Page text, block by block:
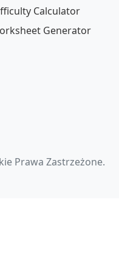
Calculator
Generator
Prawa Zastrzeżone.